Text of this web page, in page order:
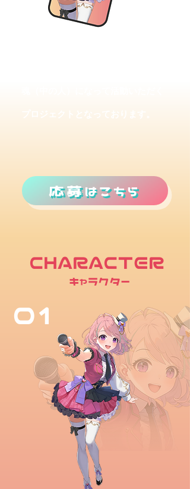
応募はこちら
CHARACTER
キャラクター
01